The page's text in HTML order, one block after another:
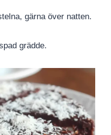
gärna över natten.
grädde.